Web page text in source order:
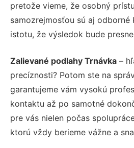
pretože vieme, že osobný
samozrejmosťou sú aj
istotu, že výsledok bude
Zalievané podlahy Trnávka–
precíznosti? Potom ste na
garantujeme vám vysokú
kontaktu až po samotné
pre vás nielen počas
ktorú vždy berieme vážne a